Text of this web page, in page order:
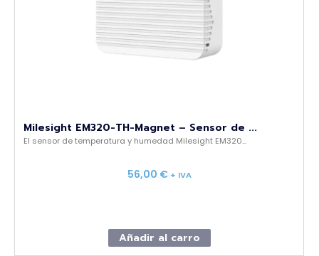
Milesight EM320-TH-Magnet – Sensor de ...
El sensor de temperatura y humedad Milesight EM320...
56,00 € + IVA
Añadir al carro